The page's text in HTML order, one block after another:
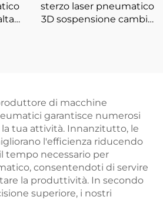
sterzo laser pneumatico
3D sospensione cambio
di macchine
garantisce numerosi
tua attività. Innanzitutto, le
l'efficienza riducendo
tempo necessario per
consentendoti di servire
la produttività. In secondo
superiore, i nostri